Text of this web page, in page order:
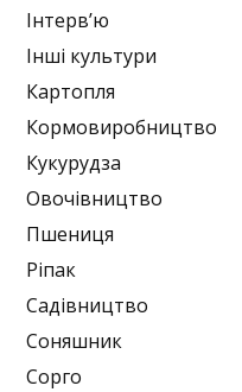
Інтерв’ю
Інші культури
Картопля
Кормовиробництво
Кукурудза
Овочівництво
Пшениця
Ріпак
Садівництво
Соняшник
Сорго